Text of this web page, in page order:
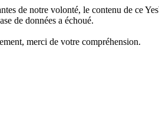
de notre volonté, le contenu de ce
de données a échoué.
merci de votre compréhension.